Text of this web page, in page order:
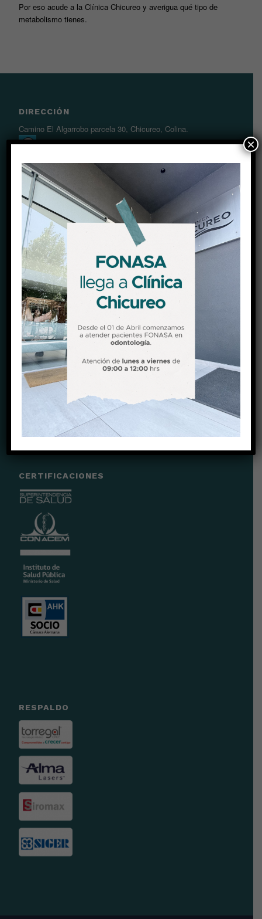
Por eso acude a la Clínica Chicureo y averigua qué tipo de
metabolismo tienes.
DIRECCIÓN
Camino El Algarrobo parcela 30, Chicureo, Colina.
Ver Mapa (Google maps)
HORARIOS
Lunes a viernes
09:00 a 18:30 hrs
Sábado09:00 a 14:00 hrs
CONTACTO
Teléfono:+56 22 2678750
Celular:+56987789823
E-Mail:recepcion@clinicachicureo.com
www.clinicahicureo.com
@clinicachicureo
CERTIFICACIONES
RESPALDO
×